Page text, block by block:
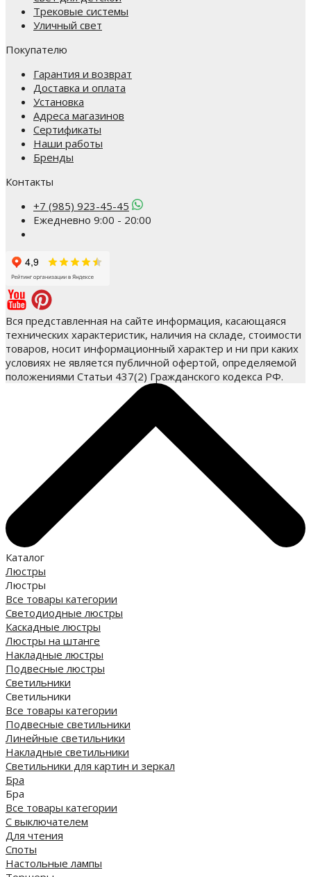
Трековые системы
Уличный свет
Покупателю
Гарантия и возврат
Доставка и оплата
Установка
Адреса магазинов
Сертификаты
Наши работы
Бренды
Контакты
+7 (985) 923-45-45
Ежедневно 9:00 - 20:00
Вся представленная на сайте информация, касающаяся
технических характеристик, наличия на складе, стоимости
товаров, носит информационный характер и ни при каких
условиях не является публичной офертой, определяемой
положениями Статьи 437(2) Гражданского кодекса РФ.
Каталог
Люстры
Люстры
Все товары категории
Светодиодные люстры
Каскадные люстры
Люстры на штанге
Накладные люстры
Подвесные люстры
Светильники
Светильники
Все товары категории
Подвесные светильники
Линейные светильники
Накладные светильники
Светильники для картин и зеркал
Бра
Бра
Все товары категории
С выключателем
Для чтения
Споты
Настольные лампы